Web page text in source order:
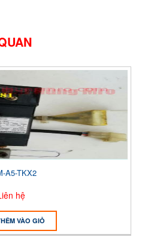
A5-TKX2
hệ
VÀO GIỎ